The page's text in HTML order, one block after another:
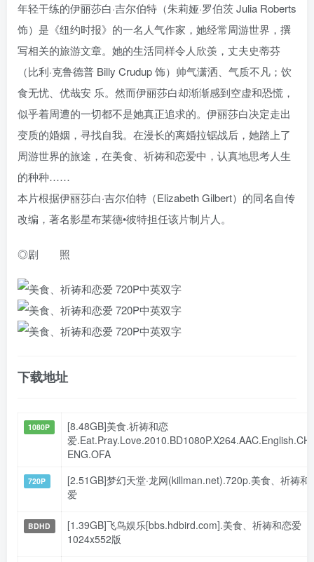
年轻干练的伊丽莎白·吉尔伯特（朱莉娅·罗伯茨 Julia Roberts
饰）是《纽约时报》的一名人气作家，她经常周游世界，撰
写相关的旅游文章。她的生活同样令人欣羡，丈夫史蒂芬
（比利·克鲁德普 Billy Crudup 饰）帅气潇洒、气质不凡；饮
食无忧、优哉安 乐。然而伊丽莎白却渐渐感到空虚和恐慌，
似乎着周遭的一切都不是她真正追求的。伊丽莎白决定走出
变质的婚姻，寻找自我。在漫长的离婚拉锯战后，她踏上了
周游世界的旅途，在美食、祈祷和恋爱中，认真地思考人生
的种种……
本片根据伊丽莎白·吉尔伯特（Elizabeth Gilbert）的同名自传
改编，著名影星布莱德•彼特担任该片制片人。
◎剧 照
下载地址
1080P
[8.48GB]美食.祈祷和恋
爱
ENG.OFA
720P
[2.51GB]梦幻天堂·龙网(killman.net).720p.美食、祈祷和
爱
BDHD
[1.39GB]飞鸟娱乐[bbs.hdbird.com].美食、祈祷和恋爱
1024x552版